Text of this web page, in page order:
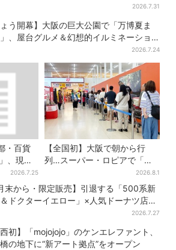
2026.7.31
ょう開幕】大阪の巨大公園で「万博夏ま
、屋台グルメ＆幻想的イルミネーショ
2026.7.24
・百貨
、現地
量限定
2026.7.25
【全国初】大阪で朝から行
列…スーパー・ロピアで「ど
デカ抽選会」、開始30分で“1
等黒毛和牛”の当選も
2026.8.1
末から・限定販売】引退する「500系新
ドクターイエロー」×人気ドーナツ店が
2026.7.27
西初】「mojojojo」のケンエレファント、
の地下に“新アート拠点”をオープン